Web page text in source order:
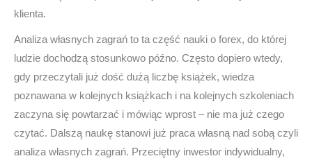
klienta.
Analiza własnych zagrań to ta część nauki o forex, do której
ludzie dochodzą stosunkowo późno. Często dopiero wtedy,
gdy przeczytali już dość dużą liczbę książek, wiedza
poznawana w kolejnych książkach i na kolejnych szkoleniach
zaczyna się powtarzać i mówiąc wprost – nie ma już czego
czytać. Dalszą naukę stanowi już praca własną nad sobą czyli
analiza własnych zagrań. Przeciętny inwestor indywidualny,